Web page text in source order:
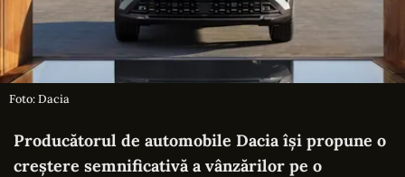
Foto: Dacia
Producătorul de automobile Dacia își propune o
creștere semnificativă a vânzărilor pe o